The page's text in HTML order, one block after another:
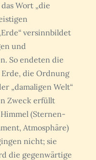
Wort „die
versinnbildet
und
So endeten die
die Ordnung
„damaligen Welt“
Zweck erfüllt
(Sternen-
Atmosphäre)
nicht; sie
die gegenwärtige